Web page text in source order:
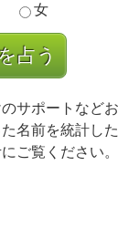
女
サポートなどお
名前を統計した
ご覧ください。